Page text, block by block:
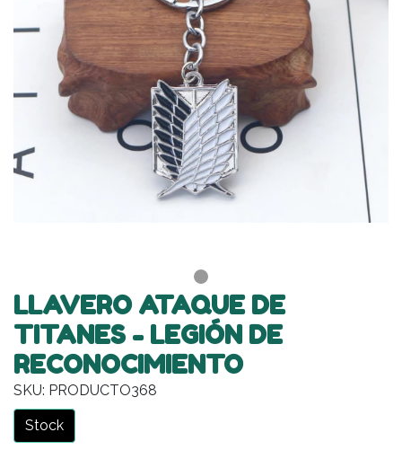
LLAVERO ATAQUE DE
TITANES - LEGIÓN DE
RECONOCIMIENTO
SKU: PRODUCTO368
Stock